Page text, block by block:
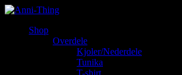
Shop
Overdele
Kjoler/Nederdele
Tunika
T-shirt